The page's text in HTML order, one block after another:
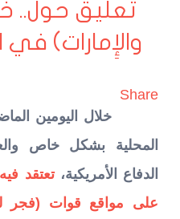
تعليق حول..
والإِمارات)
Share
خلال اليومين
المحلية بشكل خاص
الدفاع الأمريكية،تعتقد
على مواقع قوات (فجر